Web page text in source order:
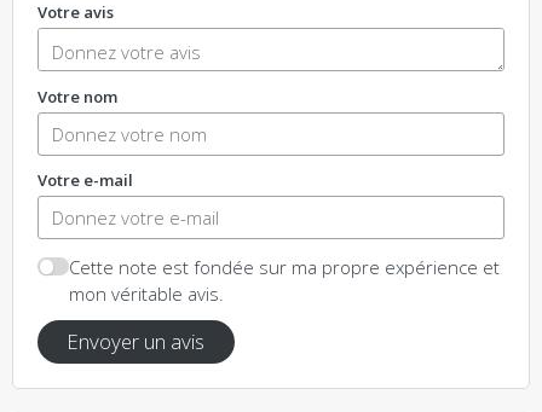
Votre avis
Votre nom
Votre e-mail
Cette note est fondée sur ma propre expérience et
mon véritable avis.
Envoyer un avis